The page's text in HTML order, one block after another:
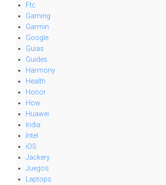
Ftc
Gaming
Garmin
Google
Guias
Guides
Harmony
Health
Honor
How
Huawei
India
Intel
iOS
Jackery
Juegos
Laptops